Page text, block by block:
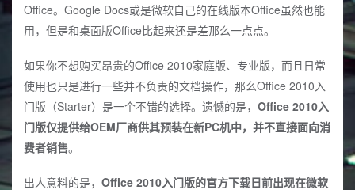
Office。Google Docs或是微软自己的在线版本Office虽然也能
用，但是和桌面版Office比起来还是差那么一点点。
如果你不想购买昂贵的Office 2010家庭版、专业版，而且日常
使用也只是进行一些并不负责的文档操作，那么Office 2010入
门版（Starter）是一个不错的选择。遗憾的是， Office 2010入
门版仅提供给OEM厂商供其预装在新PC机中，并不直接面向消
费者销售。
出人意料的是， Office 2010入门版的官方下载日前出现在微软